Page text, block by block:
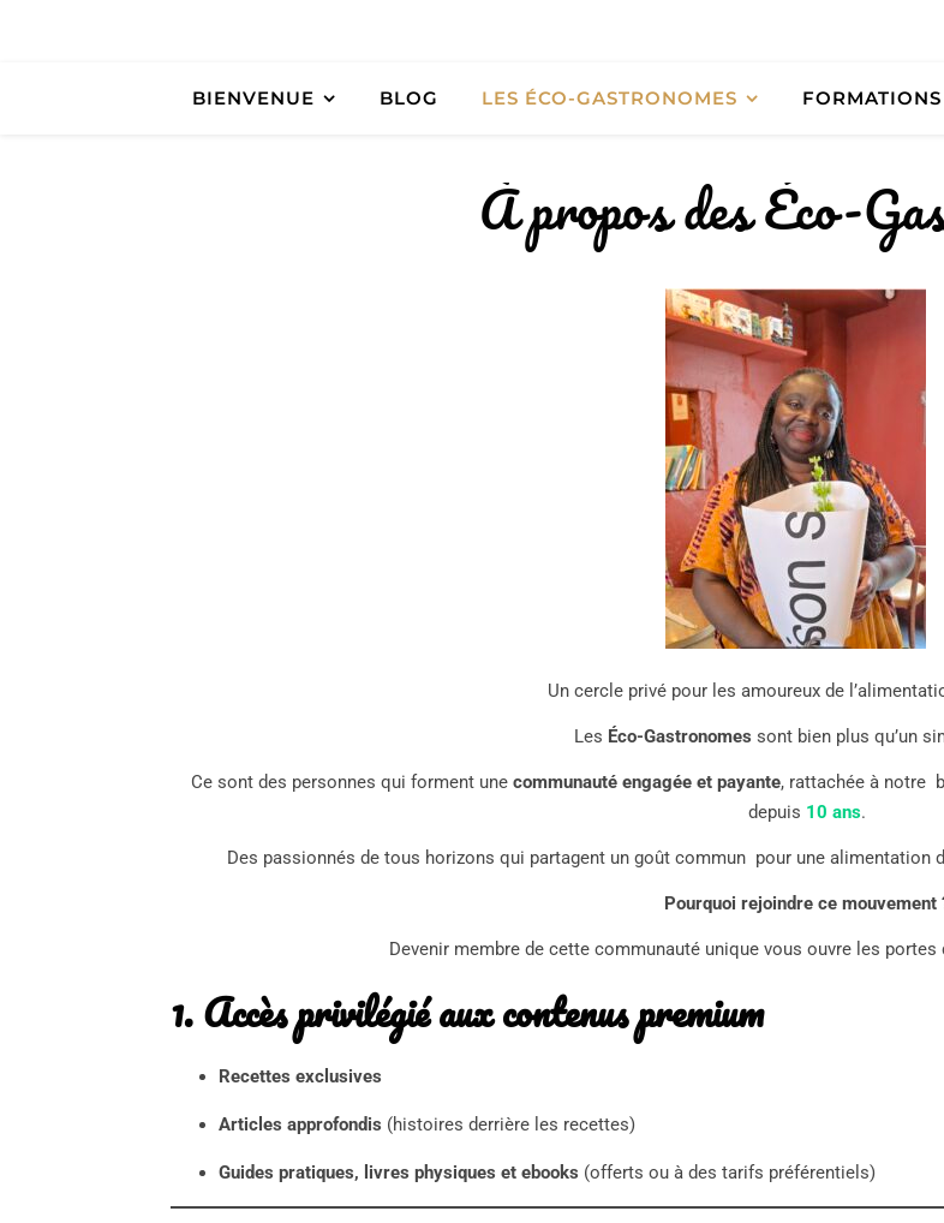
BIENVENUE BLOG LES ÉCO-GASTRONOMES FORMATIONS
À propos des Éco-
Un cercle privé pour les amoureux de
Les Éco-Gastronomes sont bien plus qu’un
Ce sont des personnes qui forment une communauté engagée et payante, rattachée à notre
depuis 10 ans.
Des passionnés de tous horizons qui partagent un goût commun pour une alimentation
Pourquoi rejoindre ce mouvement
Devenir membre de cette communauté unique vous ouvre les portes
1. Accès privilégié aux contenus premium
Recettes exclusives
Articles approfondis (histoires derrière les recettes)
Guides pratiques, livres physiques et ebooks (offerts ou à des tarifs préférentiels)